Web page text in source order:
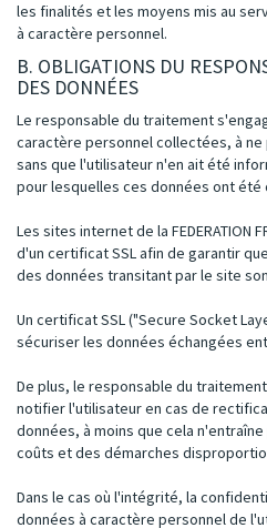
les finalités et les moyens mis au
à caractère personnel.
B. OBLIGATIONS DU
DES DONNÉES
Le responsable du traitement
caractère personnel collectées, à
sans que l'utilisateur n'en ait été
pour lesquelles ces données ont été
Les sites internet de la FEDERATION
d'un certificat SSL afin de garantir
des données transitant par le site
Un certificat SSL ("Secure Socket
sécuriser les données échangées
De plus, le responsable du
notifier l'utilisateur en cas de
données, à moins que cela
coûts et des démarches
Dans le cas où l'intégrité, la
données à caractère personnel de